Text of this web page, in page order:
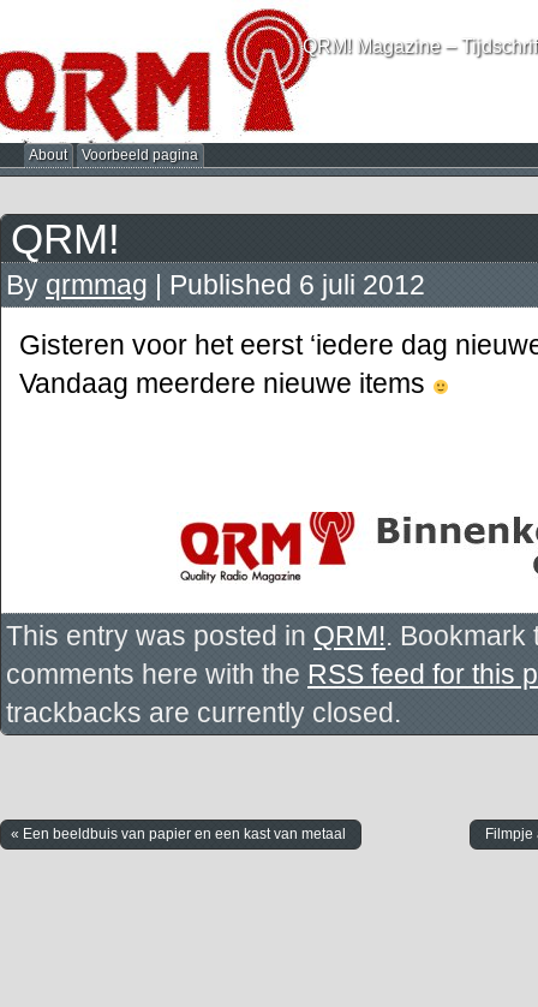
QRM! Magazine –
About Voorbeeld pagina
QRM!
By qrmmag | Published 6 juli 2012
Gisteren voor het eerst ‘iedere dag
Vandaag meerdere nieuwe items
This entry was posted in QRM!. Bookmark
comments here with the RSS feed for this
trackbacks are currently closed.
« Een beeldbuis van papier en een kast van metaal